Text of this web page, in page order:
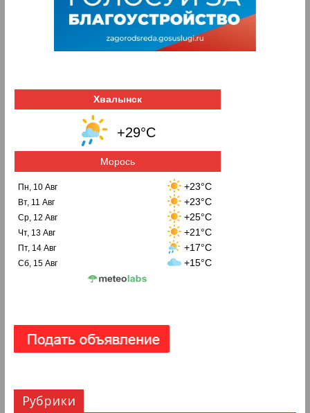
Хвалынск
+29°C
Морось
Пн, 10 Авг +23°C
Вт, 11 Авг +23°C
Ср, 12 Авг +25°C
Чт, 13 Авг +21°C
Пт, 14 Авг +17°C
Сб, 15 Авг +15°C
Рубрики